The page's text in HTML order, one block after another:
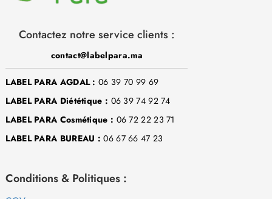
Contactez notre service clients :
contact@labelpara.ma
LABEL PARA AGDAL : 06 39 70 99 69
LABEL PARA Diététique : 06 39 74 92 74
LABEL PARA Cosmétique : 06 72 22 23 71
LABEL PARA BUREAU : 06 67 66 47 23
Conditions & Politiques :